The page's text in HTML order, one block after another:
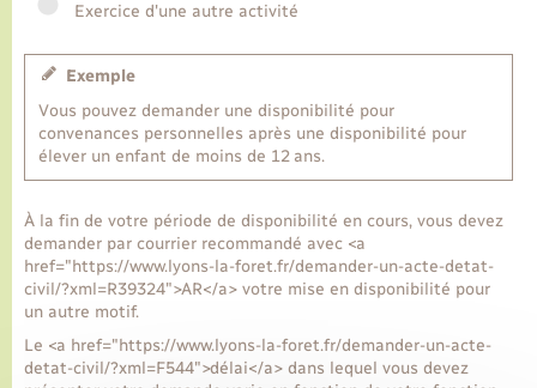
Exercice d'une autre activité
Exemple
Vous pouvez demander une disponibilité pour
convenances personnelles après une disponibilité pour
élever un enfant de moins de 12 ans.
À la fin de votre période de disponibilité en cours, vous devez
demander par courrier recommandé avec <a
href="https://www.lyons-la-foret.fr/demander-un-acte-detat-
civil/?xml=R39324">AR</a> votre mise en disponibilité pour
un autre motif.
Le <a href="https://www.lyons-la-foret.fr/demander-un-acte-
detat-civil/?xml=F544">délai</a> dans lequel vous devez